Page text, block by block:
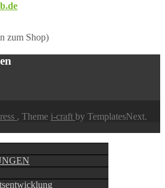
zum Shop)
, Theme i-craft by TemplatesNext.